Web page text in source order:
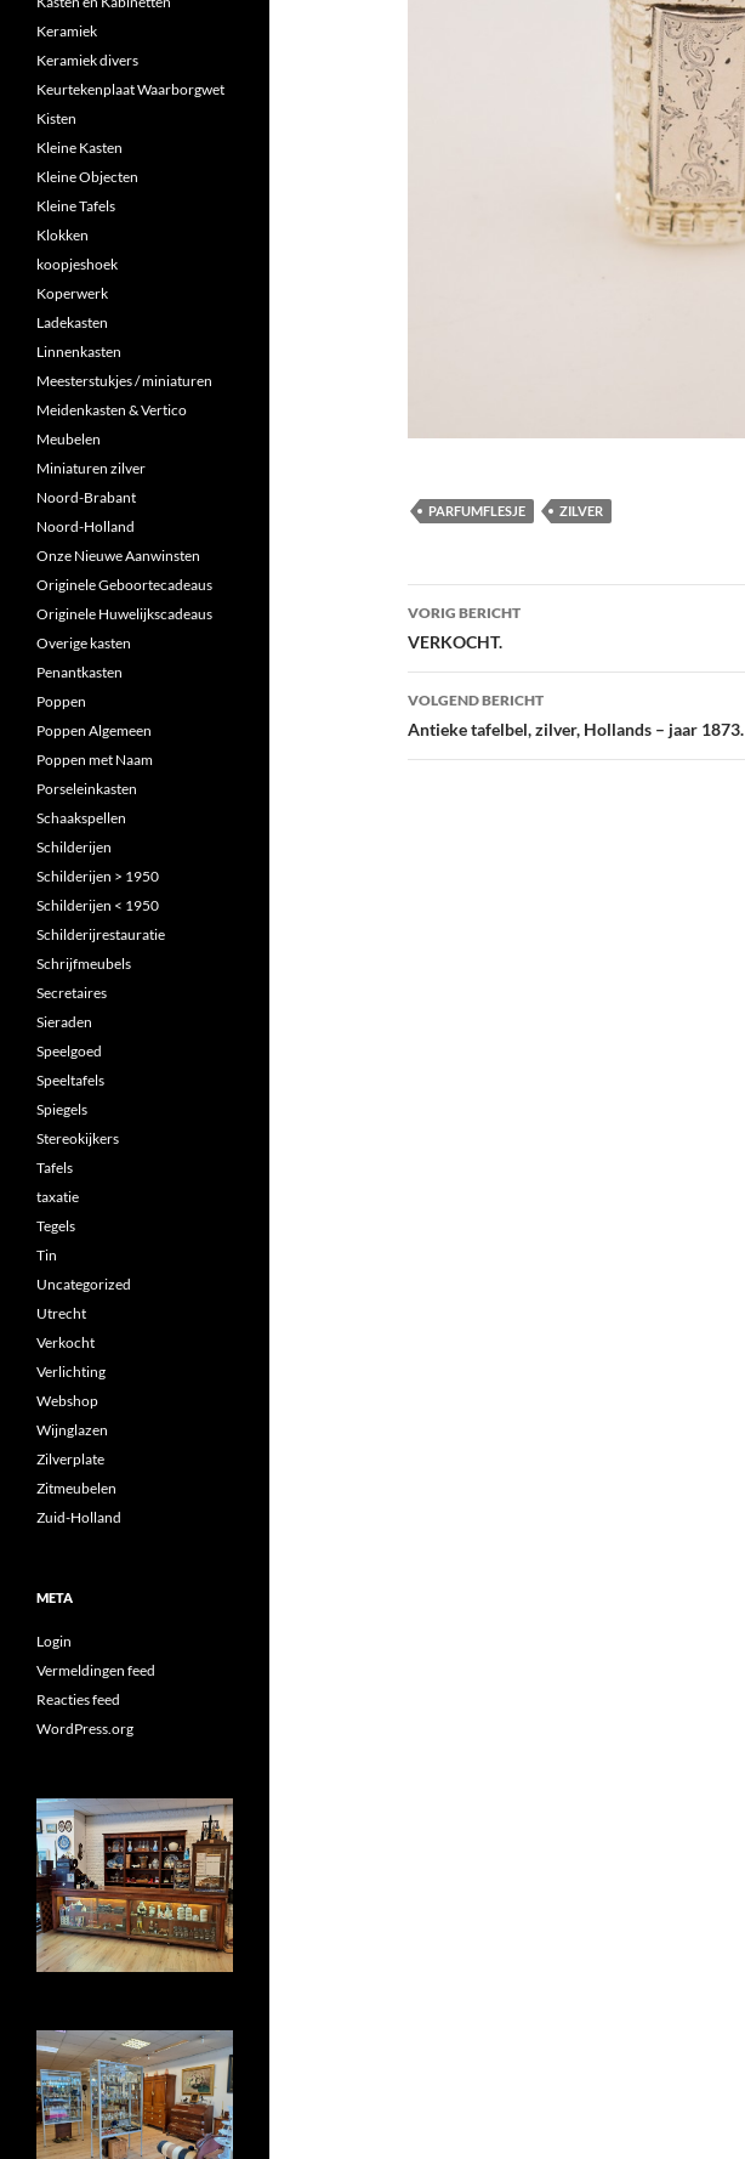
PARFUMFLESJE ZILVER
Berichtnavigatie
VORIG BERICHT
VERKOCHT.
VOLGEND BERICHT
Antieke tafelbel, zilver, Hollands – jaar 1873.
Keramiek
Keramiek divers
Keurtekenplaat Waarborgwet
Kisten
Kleine Kasten
Kleine Objecten
Kleine Tafels
Klokken
koopjeshoek
Koperwerk
Ladekasten
Linnenkasten
Meesterstukjes / miniaturen
Meidenkasten & Vertico
Meubelen
Miniaturen zilver
Noord-Brabant
Noord-Holland
Onze Nieuwe Aanwinsten
Originele Geboortecadeaus
Originele Huwelijkscadeaus
Overige kasten
Penantkasten
Poppen
Poppen Algemeen
Poppen met Naam
Porseleinkasten
Schaakspellen
Schilderijen
Schilderijen > 1950
Schilderijen < 1950
Schilderijrestauratie
Schrijfmeubels
Secretaires
Sieraden
Speelgoed
Speeltafels
Spiegels
Stereokijkers
Tafels
taxatie
Tegels
Tin
Uncategorized
Utrecht
Verkocht
Verlichting
Webshop
Wijnglazen
Zilverplate
Zitmeubelen
Zuid-Holland
META
Login
Vermeldingen feed
Reacties feed
WordPress.org